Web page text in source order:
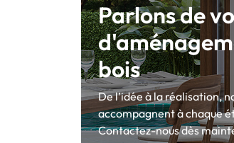
Parlons de
bois
De l’idée à la réalisation,
accompagnent à chaque
Contactez-nous dès